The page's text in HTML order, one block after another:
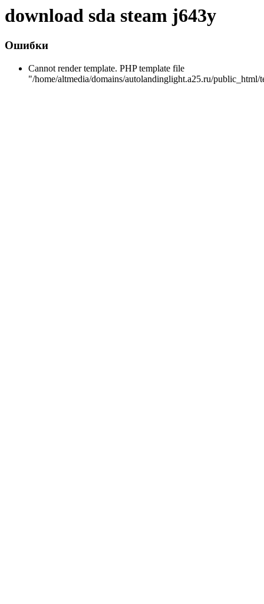
download sda steam j643y
Ошибки
Cannot render template. PHP template file
"/home/altmedia/domains/autolandinglight.a25.ru/